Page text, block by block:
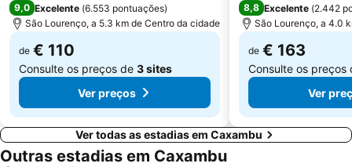
9,0 Excelente (6.553 pontuações)
São Lourenço, a 5.3 km de Centro da cidade
de € 110
Consulte os preços de 3 sites
Ver preços
8,8 Excelente (2.442
São Lourenço, a 4.0
de € 163
Consulte os preços
Ver
Ver todas as estadias em Caxambu
Outras estadias em Caxambu